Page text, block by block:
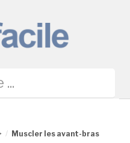
Muscler les avant-bras